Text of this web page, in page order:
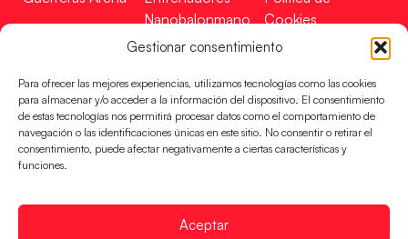
Gestionar consentimiento
Para ofrecer las mejores experiencias, utilizamos tecnologías como las cookies
para almacenar y/o acceder a la información del dispositivo. El consentimiento
de estas tecnologías nos permitirá procesar datos como el comportamiento de
navegación o las identificaciones únicas en este sitio. No consentir o retirar el
consentimiento, puede afectar negativamente a ciertas características y
funciones.
Aceptar
Nanobalonmano
Tienda
Cookies
Mapa Web
Incidencias
CONTACTO
EN
FINANCIADO